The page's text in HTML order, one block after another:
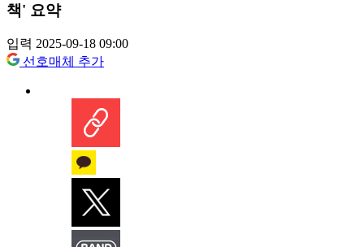
책' 요약
입력 2025-09-18 09:00
선호매체 추가